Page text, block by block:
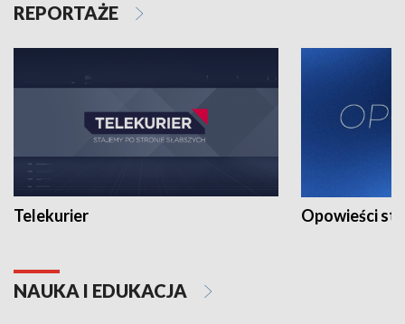
REPORTAŻE
Telekurier Opowieści
NAUKA I EDUKACJA